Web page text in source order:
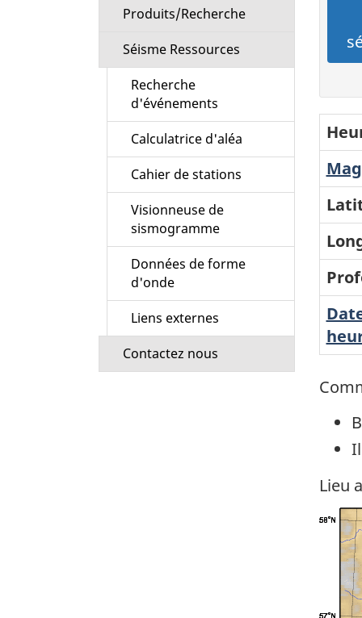
Lieu
Produits/Recherche
Séisme Ressources
Recherche
d'événements
Calculatrice d'aléa
Cahier de stations
Visionneuse de
sismogramme
Données de forme
d'onde
Liens externes
Contactez nous